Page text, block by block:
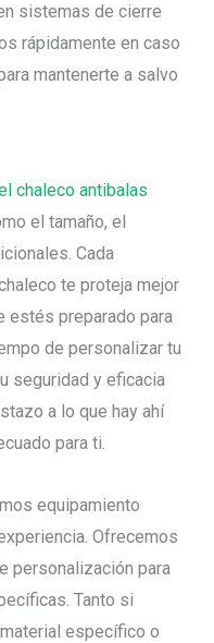
sistemas de cierre
rápidamente en caso
mantenerte a salvo
chaleco antibalas
el tamaño, el
Cada
te proteja mejor
estés preparado para
de personalizar tu
seguridad y eficacia
a lo que hay ahí
para ti.
equipamiento
Ofrecemos
personalización para
Tanto si
específico o